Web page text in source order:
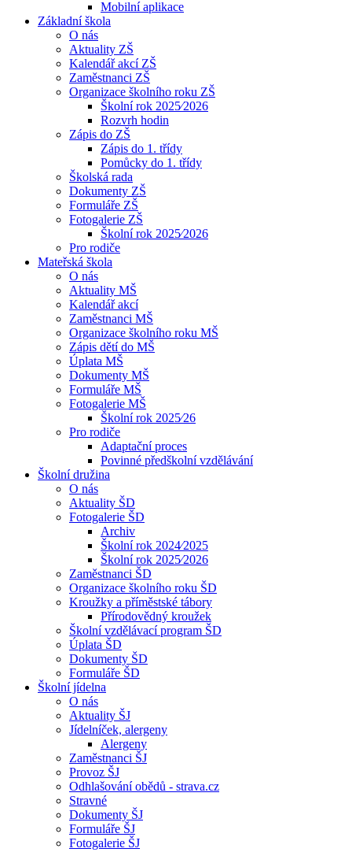
Mobilní aplikace
Základní škola
O nás
Aktuality ZŠ
Kalendář akcí ZŠ
Zaměstnanci ZŠ
Organizace školního roku ZŠ
Školní rok 2025⁄2026
Rozvrh hodin
Zápis do ZŠ
Zápis do 1. třídy
Pomůcky do 1. třídy
Školská rada
Dokumenty ZŠ
Formuláře ZŠ
Fotogalerie ZŠ
Školní rok 2025⁄2026
Pro rodiče
Mateřská škola
O nás
Aktuality MŠ
Kalendář akcí
Zaměstnanci MŠ
Organizace školního roku MŠ
Zápis dětí do MŠ
Úplata MŠ
Dokumenty MŠ
Formuláře MŠ
Fotogalerie MŠ
Školní rok 2025⁄26
Pro rodiče
Adaptační proces
Povinné předškolní vzdělávání
Školní družina
O nás
Aktuality ŠD
Fotogalerie ŠD
Archiv
Školní rok 2024⁄2025
Školní rok 2025⁄2026
Zaměstnanci ŠD
Organizace školního roku ŠD
Kroužky a příměstské tábory
Přírodovědný kroužek
Školní vzdělávací program ŠD
Úplata ŠD
Dokumenty ŠD
Formuláře ŠD
Školní jídelna
O nás
Aktuality ŠJ
Jídelníček, alergeny
Alergeny
Zaměstnanci ŠJ
Provoz ŠJ
Odhlašování obědů - strava.cz
Stravné
Dokumenty ŠJ
Formuláře ŠJ
Fotogalerie ŠJ